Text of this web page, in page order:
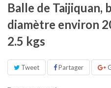
Balle de Taijiquan,
diamètre environ
2.5 kgs
Tweet Partager